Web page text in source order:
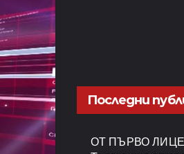
Последни
ОТ ПЪРВО ЛИЦЕ: